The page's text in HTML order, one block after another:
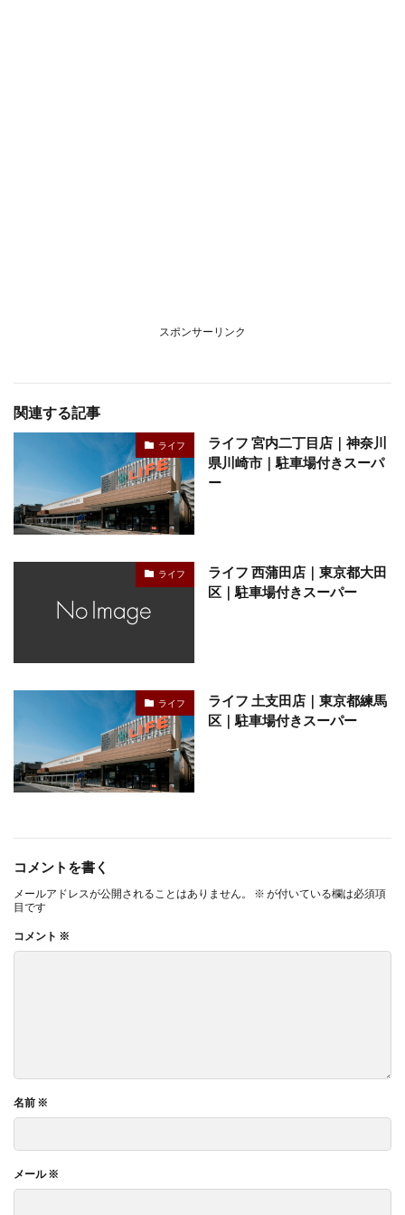
スポンサーリンク
関連する記事
ライフ
ライフ 宮内二丁目店｜神奈川
県川崎市｜駐車場付きスーパ
ー
ライフ
ライフ 西蒲田店｜東京都大田
区｜駐車場付きスーパー
ライフ
ライフ 土支田店｜東京都練馬
区｜駐車場付きスーパー
コメントを書く
メールアドレスが公開されることはありません。 ※ が付いている欄は必須項
目です
コメント ※
名前 ※
メール※